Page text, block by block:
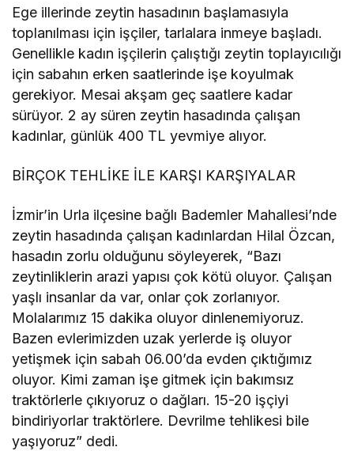
Ege illerinde zeytin hasadının başlamasıyla
toplanılması için işçiler, tarlalara inmeye başladı.
Genellikle kadın işçilerin çalıştığı zeytin toplayıcılığı
için sabahın erken saatlerinde işe koyulmak
gerekiyor. Mesai akşam geç saatlere kadar
sürüyor. 2 ay süren zeytin hasadında çalışan
kadınlar, günlük 400 TL yevmiye alıyor.
BİRÇOK TEHLİKE İLE KARŞI KARŞIYALAR
İzmir’in Urla ilçesine bağlı Bademler Mahallesi’nde
zeytin hasadında çalışan kadınlardan Hilal Özcan,
hasadın zorlu olduğunu söyleyerek, “Bazı
zeytinliklerin arazi yapısı çok kötü oluyor. Çalışan
yaşlı insanlar da var, onlar çok zorlanıyor.
Molalarımız 15 dakika oluyor dinlenemiyoruz.
Bazen evlerimizden uzak yerlerde iş oluyor
yetişmek için sabah 06.00’da evden çıktığımız
oluyor. Kimi zaman işe gitmek için bakımsız
traktörlerle çıkıyoruz o dağları. 15-20 işçiyi
bindiriyorlar traktörlere. Devrilme tehlikesi bile
yaşıyoruz” dedi.